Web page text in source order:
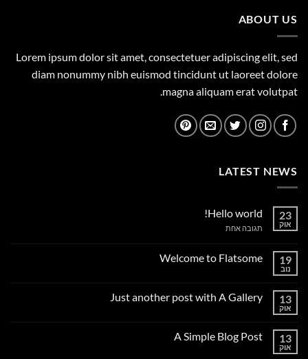
ABOUT US
Lorem ipsum dolor sit amet, consectetuer adipiscing elit, sed
diam nonummy nibh euismod tincidunt ut laoreet dolore
magna aliquam erat volutpat.
LATEST NEWS
23
אוק
Hello world!
תגובה אחתעל
19
נוב
Welcome to Flatsome
Welcome
13
אוק
Just another post with A Gallery
Just
13
אוק
A Simple Blog Post